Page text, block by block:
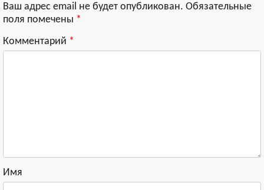
Ваш адрес email не будет опубликован. Обязательные
поля помечены *
Комментарий *
Имя